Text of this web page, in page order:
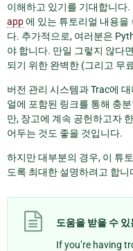
이해하고 있기를 기대합니다.
app에 있는 튜토리얼 내용을
다. 추가적으로, 여러분은
야 합니다. 만일 그렇지 않다
되기 위한 완벽한 (그리고 무
버전 관리 시스템과 Trac에
얼에 포함된 링크를 통해 충
만, 장고에 계속 공헌하고자
어두는 것도 좋을 것입니다.
하지만 대부분의 경우, 이 튜
도록 최대한 설명하려고 합니
도움을 받을 수 있
If you’re having